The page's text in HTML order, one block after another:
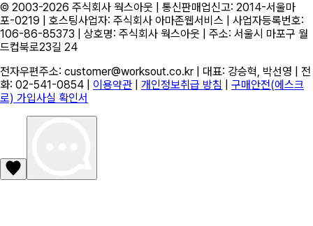
© 2003-2026 주식회사 웍스아웃 | 통신판매업신고: 2014-서울마
포-0219 | 호스팅사업자: 주식회사 아마존웹서비스 | 사업자등록번호:
106-86-85373 | 상호명: 주식회사 웍스아웃 | 주소: 서울시 마포구 월
드컵북로23길 24
전자우편주소: customer@worksout.co.kr | 대표: 강승혁, 박선영 | 전
화: 02-541-0854 |
이용약관 개인정보취급 방침
구매안전(에스크
로) 가입사실 확인서